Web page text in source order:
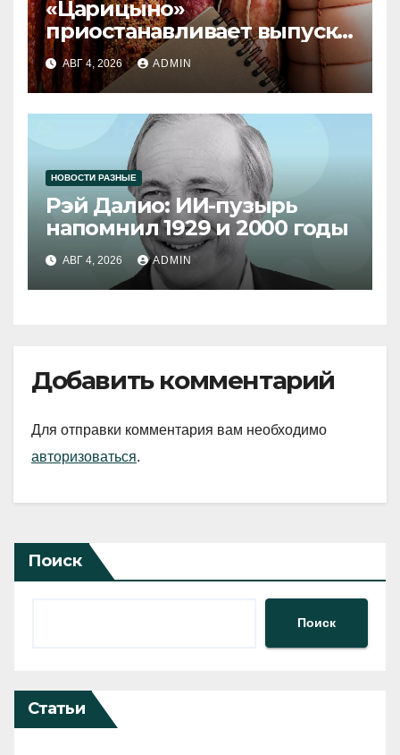
«Царицыно»
приостанавливает выпуск
продукции
АВГ 4, 2026 ADMIN
НОВОСТИ РАЗНЫЕ
Рэй Далио: ИИ-пузырь
напомнил 1929 и 2000 годы
АВГ 4, 2026 ADMIN
Добавить комментарий
Для отправки комментария вам необходимо
авторизоваться.
Поиск
Поиск
Статьи